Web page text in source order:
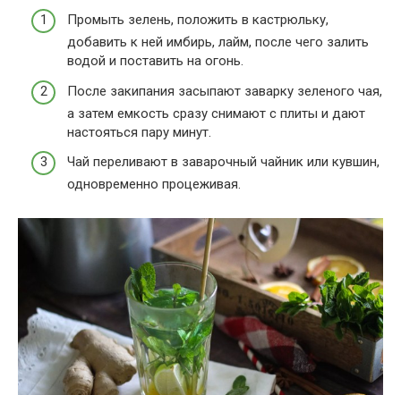
Промыть зелень, положить в кастрюльку,
добавить к ней имбирь, лайм, после чего залить
водой и поставить на огонь.
После закипания засыпают заварку зеленого чая,
а затем емкость сразу снимают с плиты и дают
настояться пару минут.
Чай переливают в заварочный чайник или кувшин,
одновременно процеживая.